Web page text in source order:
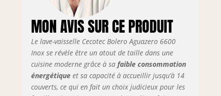
système de
réutilisation de
l'eau qui permet de
réduire la
consommation à 5,4
L, selon le
programme L'eau
du dernier cycle
MON AVIS SUR CE PRODUIT
Le lave-vaisselle Cecotec Bolero Aguazero 6600
Inox se révèle être un atout de taille dans une
cuisine moderne grâce à sa faible consommation
énergétiqueet sa capacité à accueillir jusqu’à 14
couverts, ce qui en fait un choix judicieux pour les